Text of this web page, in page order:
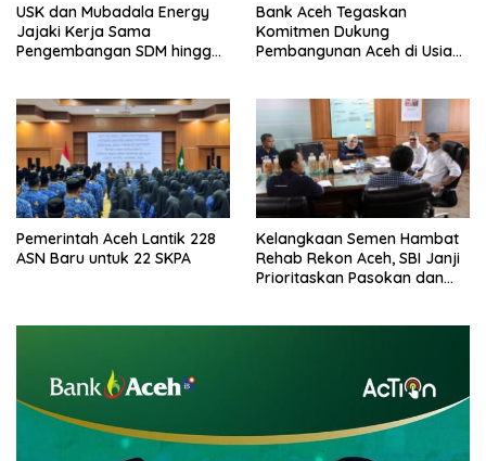
USK dan Mubadala Energy
Jajaki Kerja Sama
Pengembangan SDM hingga
Bank Aceh Tegaskan
Komitmen Dukung
Pembangunan Aceh di Usia
Pemerintah Aceh Lantik 228
ASN Baru untuk 22 SKPA
Kelangkaan Semen Hambat
Rehab Rekon Aceh, SBI Janji
Prioritaskan Pasokan dan